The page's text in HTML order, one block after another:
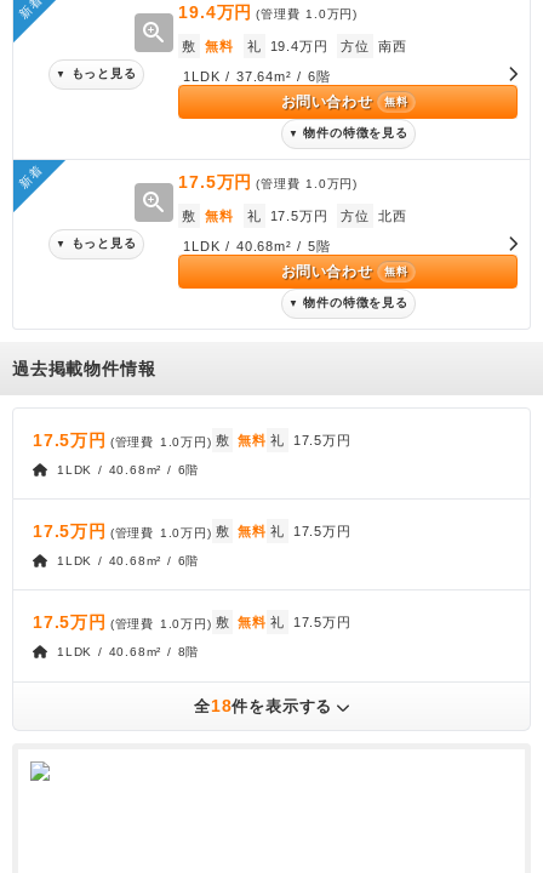
新着
zoom_in
▼ もっと見る
19.4万円 (管理費 1.0万円)
敷 無料 礼 19.4万円 方位 南西
1LDK / 37.64m² / 6階
お問い合わせ 無料
▼ 物件の特徴を見る
新着
zoom_in
▼ もっと見る
17.5万円 (管理費 1.0万円)
敷 無料 礼 17.5万円 方位 北西
1LDK / 40.68m² / 5階
お問い合わせ 無料
▼ 物件の特徴を見る
過去掲載物件情報
17.5万円 (管理費 1.0万円) 敷 無料 礼 17.5万円
1LDK / 40.68m² / 6階
17.5万円 (管理費 1.0万円) 敷 無料 礼 17.5万円
1LDK / 40.68m² / 6階
17.5万円 (管理費 1.0万円) 敷 無料 礼 17.5万円
1LDK / 40.68m² / 8階
全18件を表示する